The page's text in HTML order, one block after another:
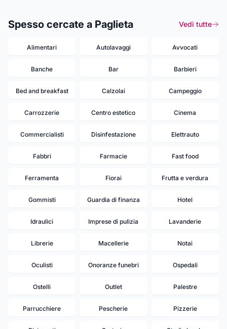
Spesso cercate a Paglieta Vedi tutte
Alimentari Autolavaggi Avvocati
Banche Bar Barbieri
Bed and breakfast Calzolai Campeggio
Carrozzerie Centro estetico Cinema
Commercialisti Disinfestazione Elettrauto
Fabbri Farmacie Fast food
Ferramenta Fiorai Frutta e verdura
Gommisti Guardia di finanza Hotel
Idraulici Imprese di pulizia Lavanderie
Librerie Macellerie Notai
Oculisti Onoranze funebri Ospedali
Ostelli Outlet Palestre
Parrucchiere Pescherie Pizzerie